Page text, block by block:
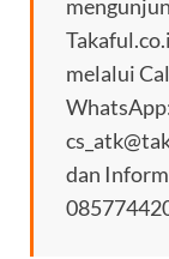
melalui
dan